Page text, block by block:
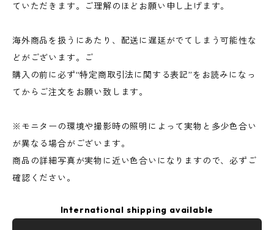
ていただきます。ご理解のほどお願い申し上げます。
海外商品を扱うにあたり、配送に遅延がでてしまう可能性な
どがございます。ご
購入の前に必ず“特定商取引法に関する表記”をお読みになっ
てからご注文をお願い致します。
※モニターの環境や撮影時の照明によって実物と多少色合い
が異なる場合がございます。
商品の詳細写真が実物に近い色合いになりますので、必ずご
確認ください。
International shipping available